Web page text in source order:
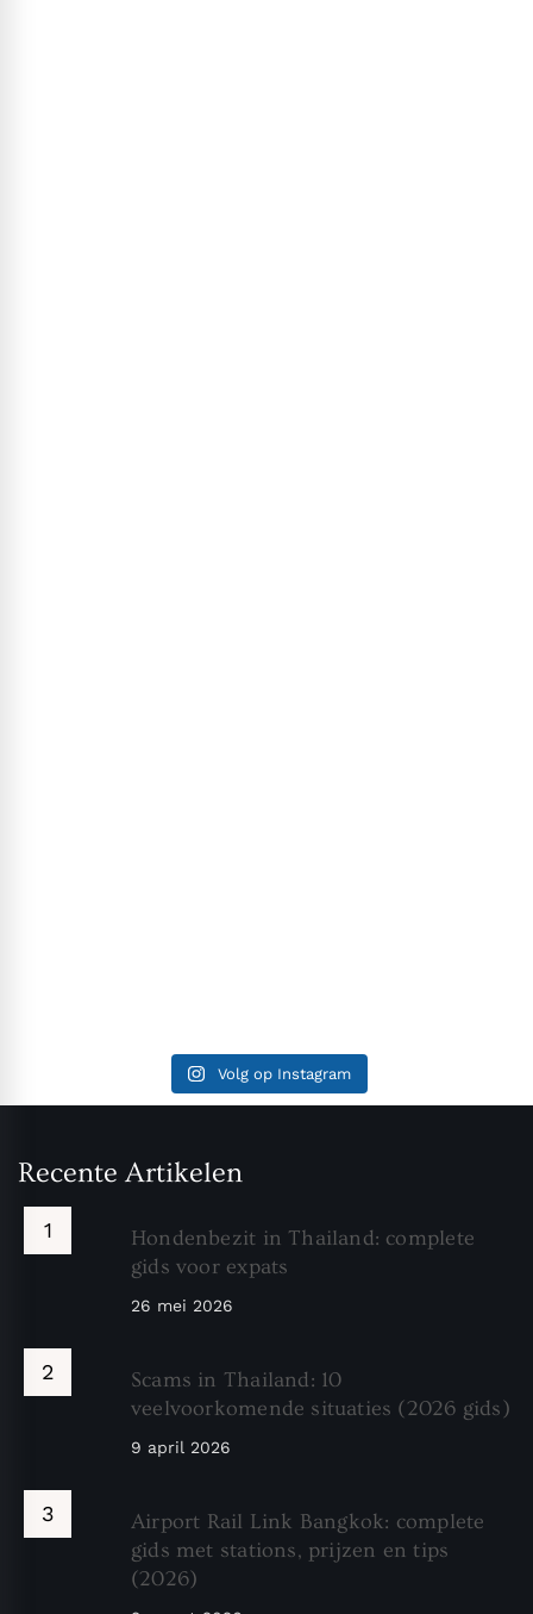
Volg op Instagram
Recente Artikelen
Hondenbezit in Thailand: complete
gids voor expats
26 mei 2026
Scams in Thailand: 10
veelvoorkomende situaties (2026 gids)
9 april 2026
Airport Rail Link Bangkok: complete
gids met stations, prijzen en tips
(2026)